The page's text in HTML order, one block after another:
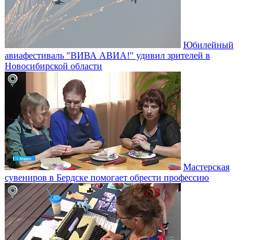
Юбилейный
авиафестиваль "ВИВА АВИА!" удивил зрителей в
Новосибирской области
Мастерская
сувениров в Бердске помогает обрести профессию